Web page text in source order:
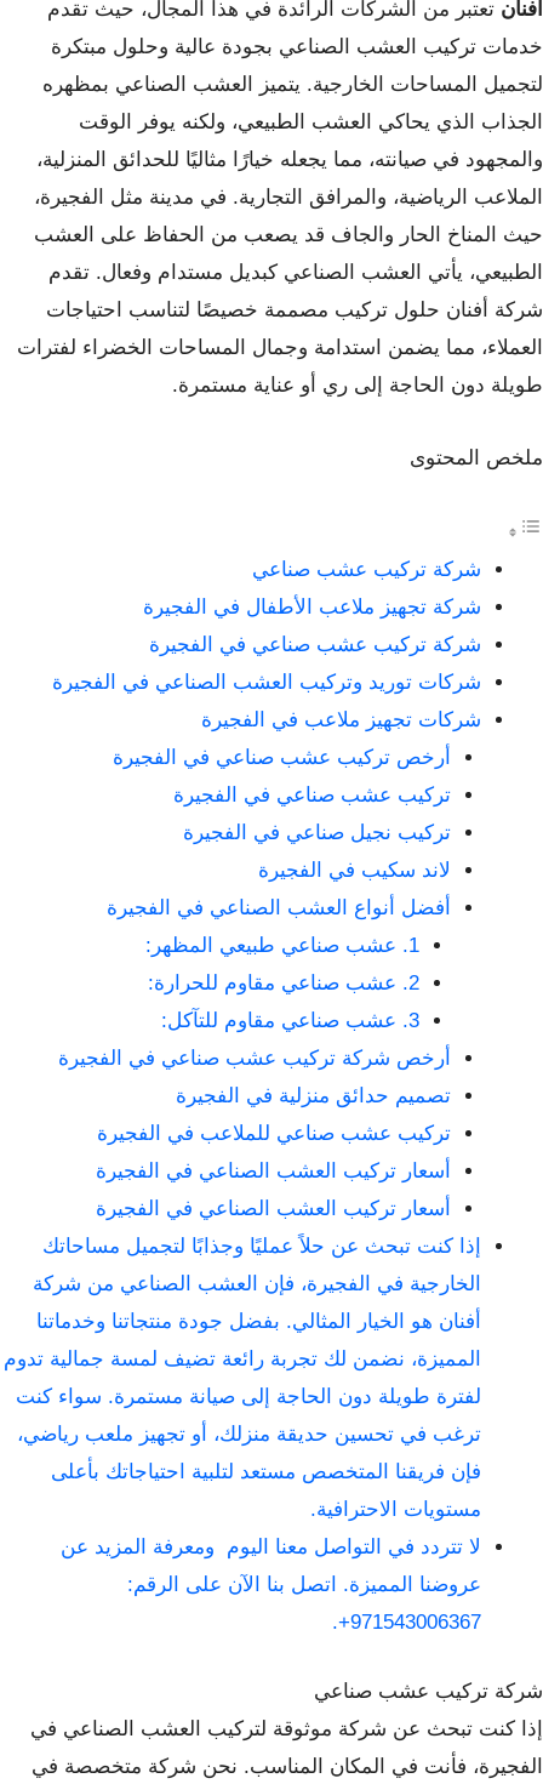
أفنان تعتبر من الشركات الرائدة في هذا المجال، حيث تقدم
خدمات تركيب العشب الصناعي بجودة عالية وحلول مبتكرة
لتجميل المساحات الخارجية. يتميز العشب الصناعي بمظهره
الجذاب الذي يحاكي العشب الطبيعي، ولكنه يوفر الوقت
والمجهود في صيانته، مما يجعله خيارًا مثاليًا للحدائق المنزلية،
الملاعب الرياضية، والمرافق التجارية. في مدينة مثل الفجيرة،
حيث المناخ الحار والجاف قد يصعب من الحفاظ على العشب
الطبيعي، يأتي العشب الصناعي كبديل مستدام وفعال. تقدم
شركة أفنان حلول تركيب مصممة خصيصًا لتناسب احتياجات
العملاء، مما يضمن استدامة وجمال المساحات الخضراء لفترات
طويلة دون الحاجة إلى ري أو عناية مستمرة.
ملخص المحتوى
شركة تركيب عشب صناعي
شركة تجهيز ملاعب الأطفال في الفجيرة
شركة تركيب عشب صناعي في الفجيرة
شركات توريد وتركيب العشب الصناعي في الفجيرة
شركات تجهيز ملاعب في الفجيرة
أرخص تركيب عشب صناعي في الفجيرة
تركيب عشب صناعي في الفجيرة
تركيب نجيل صناعي في الفجيرة
لاند سكيب في الفجيرة
أفضل أنواع العشب الصناعي في الفجيرة
1. عشب صناعي طبيعي المظهر:
2. عشب صناعي مقاوم للحرارة:
3. عشب صناعي مقاوم للتآكل:
أرخص شركة تركيب عشب صناعي في الفجيرة
تصميم حدائق منزلية في الفجيرة
تركيب عشب صناعي للملاعب في الفجيرة
أسعار تركيب العشب الصناعي في الفجيرة
أسعار تركيب العشب الصناعي في الفجيرة
إذا كنت تبحث عن حلاً عمليًا وجذابًا لتجميل مساحاتك
الخارجية في الفجيرة، فإن العشب الصناعي من شركة
أفنان هو الخيار المثالي. بفضل جودة منتجاتنا وخدماتنا
المميزة، نضمن لك تجربة رائعة تضيف لمسة جمالية تدوم
لفترة طويلة دون الحاجة إلى صيانة مستمرة. سواء كنت
ترغب في تحسين حديقة منزلك، أو تجهيز ملعب رياضي،
فإن فريقنا المتخصص مستعد لتلبية احتياجاتك بأعلى
مستويات الاحترافية.
لا تتردد في التواصل معنا اليوم ومعرفة المزيد عن
عروضنا المميزة. اتصل بنا الآن على الرقم:
971543006367+.
شركة تركيب عشب صناعي
إذا كنت تبحث عن شركة موثوقة لتركيب العشب الصناعي في
الفجيرة، فأنت في المكان المناسب. نحن شركة متخصصة في